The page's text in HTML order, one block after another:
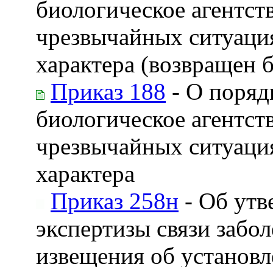
биологическое
чрезвычайных
характера (возвращен
Приказ 188 - О
биологическое
чрезвычайных
характера
Приказ 258н - Об
экспертизы связи
извещения об